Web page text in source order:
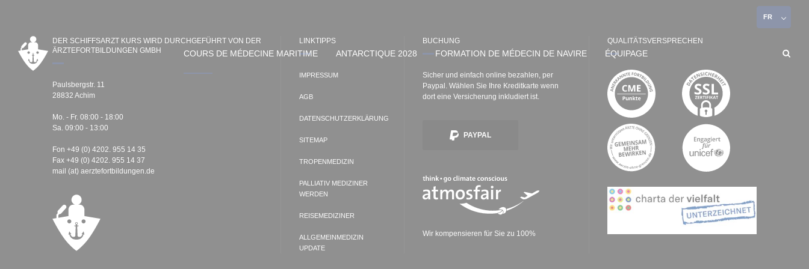
COURS DE MÉDECINE MARITIME ANTARCTIQUE 2028 FORMATION DE MÉDECIN DE NAVIRE ÉQUIPAGE
FR
DER SCHIFFSARZT KURS WIRD DURCHGEFÜHRT VON DER
ÄRZTEFORTBILDUNGEN GMBH
Paulsbergstr. 11
28832 Achim
Mo. - Fr. 08:00 - 18:00
Sa. 09:00 - 13:00
Fon +49 (0) 4202. 955 14 35
Fax +49 (0) 4202. 955 14 37
mail (at) aerztefortbildungen.de
LINKTIPPS
IMPRESSUM
AGB
DATENSCHUTZERKLÄRUNG
SITEMAP
TROPENMEDIZIN
PALLIATIV MEDIZINER
WERDEN
REISEMEDIZINER
ALLGEMEINMEDIZIN
UPDATE
BUCHUNG
Sicher und einfach online bezahlen, per
Paypal. Wählen Sie Ihre Kreditkarte wenn
dort eine Versicherung inkludiert ist.
PAYPAL
Wir kompensieren für Sie zu 100%
QUALITÄTSVERSPRECHEN